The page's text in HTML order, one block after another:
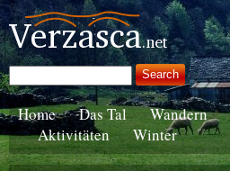
Home Das Tal Wandern
Aktivitäten
Winter